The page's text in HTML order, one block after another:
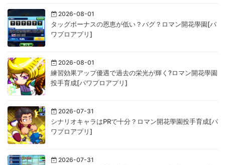
2026-08-01
タッグボーナスの恩恵が低い？バグ？ロマン開花學園[パ
ワプロアプリ]
2026-08-01
練習効果アップ優遇で過去の栄光が輝く?ロマン開花學園
投手育成[パワプロアプリ]
2026-07-31
シナリオキャラはPRで十分？ロマン開花學園投手育成[パ
ワプロアプリ]
2026-07-31